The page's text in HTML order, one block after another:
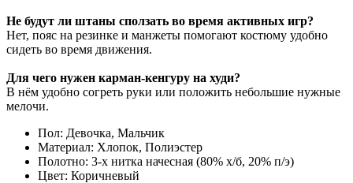
Не будут ли штаны сползать во время активных игр?
Нет, пояс на резинке и манжеты помогают костюму удобно
сидеть во время движения.
Для чего нужен карман-кенгуру на худи?
В нём удобно согреть руки или положить небольшие нужные
мелочи.
Пол: Девочка, Мальчик
Материал: Хлопок, Полиэстер
Полотно: 3-х нитка начесная (80% х/б, 20% п/э)
Цвет: Коричневый